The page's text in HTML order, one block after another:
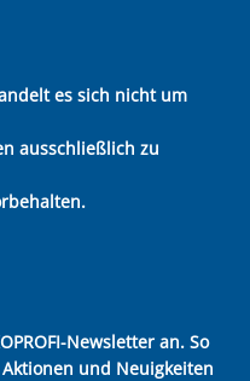
es sich nicht um
ausschließlich zu
Newsletter an. So
und Neuigkeiten